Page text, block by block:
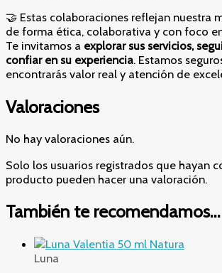
🤝 Estas colaboraciones reflejan nuestra
de forma ética, colaborativa y con foco
Te invitamos a explorar sus servicios,
confiar en su experiencia. Estamos
encontrarás valor real y atención de
Valoraciones
No hay valoraciones aún.
Solo los usuarios registrados que hayan
producto pueden hacer una valoración.
También te recomendamos…
Luna